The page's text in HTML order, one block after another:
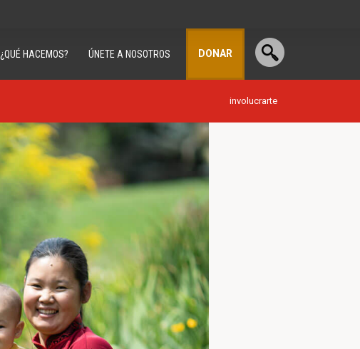
¿QUÉ HACEMOS? ÚNETE A NOSOTROS DONAR
involucrarte